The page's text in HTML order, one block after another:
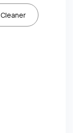
Cleaner